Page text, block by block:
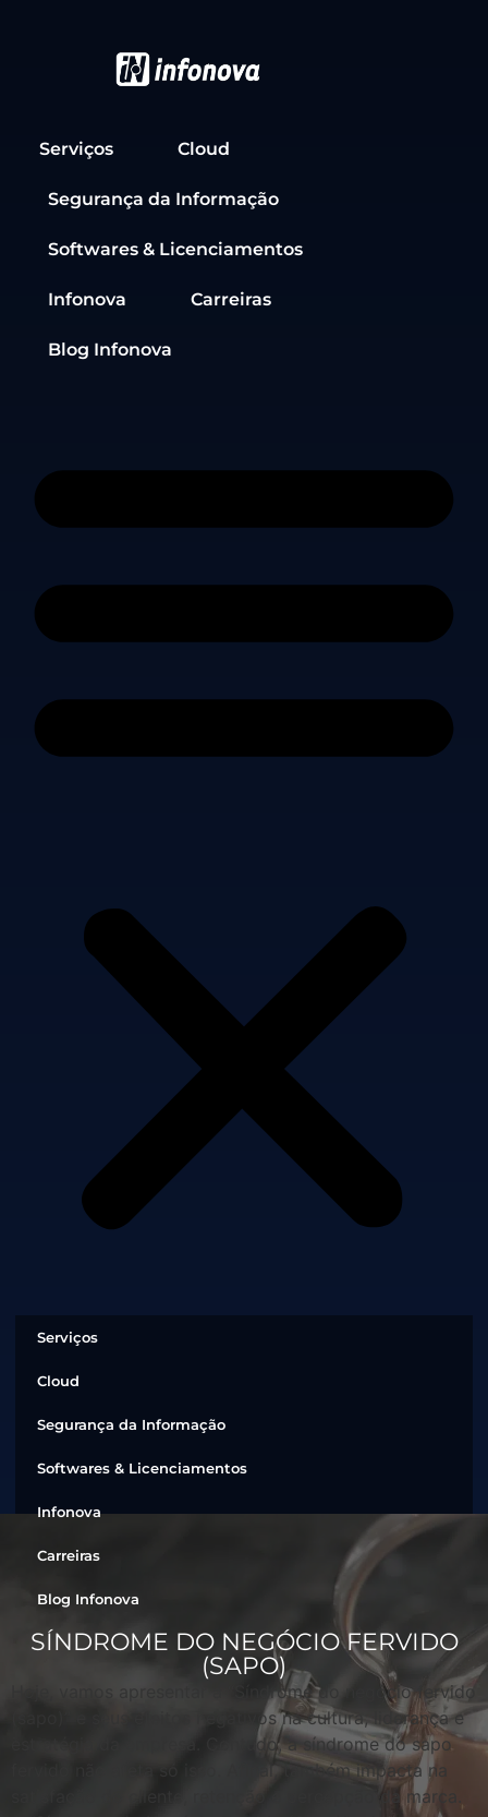
Serviços Cloud
Segurança da Informação
Softwares & Licenciamentos
Infonova Carreiras
Blog Infonova
Serviços
Cloud
Segurança da Informação
Softwares & Licenciamentos
Infonova
Carreiras
Blog Infonova
SÍNDROME DO NEGÓCIO FERVIDO
(SAPO)
Hoje, vamos apresentar a “Síndrome do negócio fervido
(sapo)” e seus efeitos negativos na cultura, liderança e
estratégia da empresa. Contudo, a síndrome do sapo
fervido não afeta só isso. Afinal, também impacta na
satisfação do cliente, retenção e percepção da marca.